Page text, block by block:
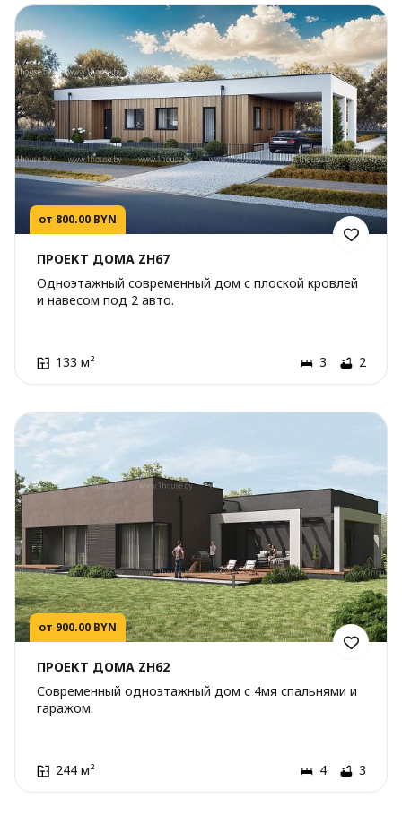
от 800.00 BYN
ПРОЕКТ ДОМА ZH67
Одноэтажный современный дом с плоской кровлей
и навесом под 2 авто.
133 м² 3 2
от 900.00 BYN
ПРОЕКТ ДОМА ZH62
Современный одноэтажный дом с 4мя спальнями и
гаражом.
244 м² 4 3